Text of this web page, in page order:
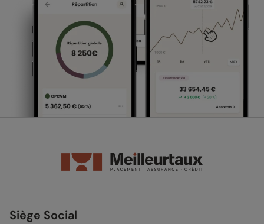
Siège Social